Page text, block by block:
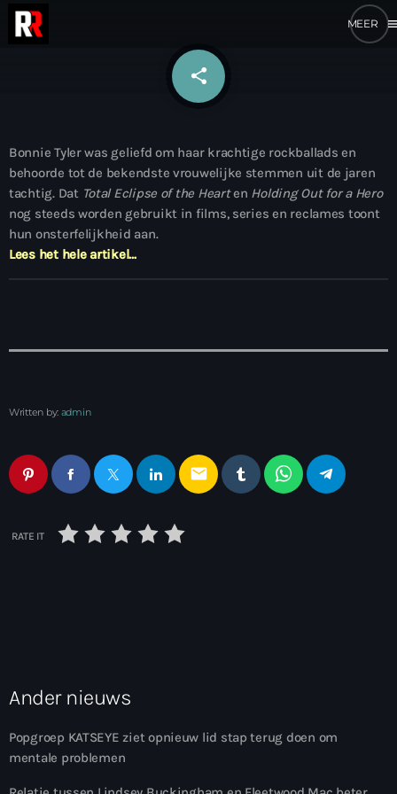
share
email
Bonnie Tyler was geliefd om haar krachtige rockballads en
behoorde tot de bekendste vrouwelijke stemmen uit de jaren
tachtig. Dat Total Eclipse of the Hearten Holding Out for a Hero
nog steeds worden gebruikt in films, series en reclames toont
hun onsterfelijkheid aan.
Lees het hele artikel…
Written by: admin
email
RATE IT
Ander nieuws
Popgroep KATSEYE ziet opnieuw lid stap terug doen om
mentale problemen